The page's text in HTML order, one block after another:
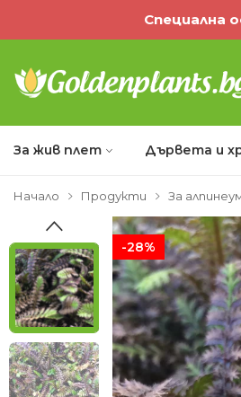
Специална
За жив плет Дървета и
Начало Продукти За
-28%